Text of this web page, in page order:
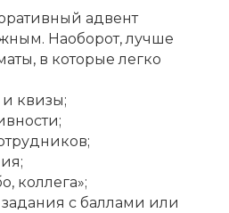
адвент
Наоборот, лучше
в которые легко
квизы;
коллега»;
с баллами или